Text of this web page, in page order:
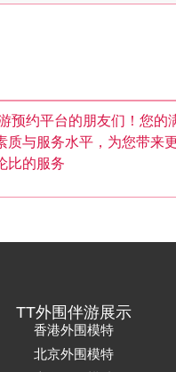
预约平台的朋友们！您
与服务水平，为您带
比的服务
TT外围伴游展示
香港外围模特
北京外围模特